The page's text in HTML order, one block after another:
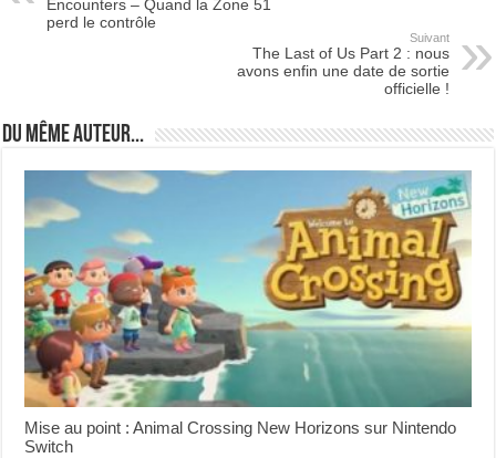
Encounters – Quand la Zone 51
perd le contrôle
Suivant
The Last of Us Part 2 : nous
avons enfin une date de sortie
officielle !
Du même auteur...
Mise au point : Animal Crossing New Horizons sur Nintendo
Switch